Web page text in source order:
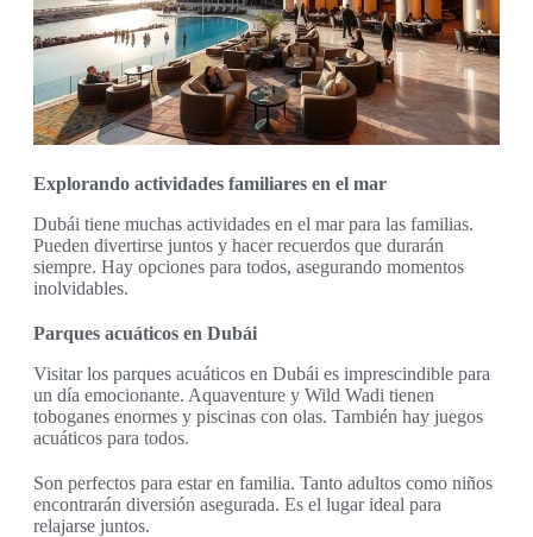
Explorando actividades familiares en el mar
Dubái tiene muchas actividades en el mar para las familias.
Pueden divertirse juntos y hacer recuerdos que durarán
siempre. Hay opciones para todos, asegurando momentos
inolvidables.
Parques acuáticos en Dubái
Visitar los parques acuáticos en Dubái es imprescindible para
un día emocionante. Aquaventure y Wild Wadi tienen
toboganes enormes y piscinas con olas. También hay juegos
acuáticos para todos.
Son perfectos para estar en familia. Tanto adultos como niños
encontrarán diversión asegurada. Es el lugar ideal para
relajarse juntos.